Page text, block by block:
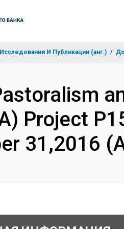
Исследования И Публикации (анг.)
Project
31,2016